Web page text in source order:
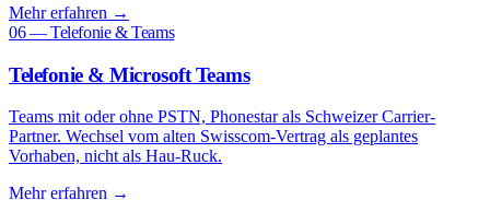
Mehr erfahren →
06 — Telefonie & Teams
Telefonie & Microsoft Teams
Teams mit oder ohne PSTN, Phonestar als Schweizer Carrier-
Partner. Wechsel vom alten Swisscom-Vertrag als geplantes
Vorhaben, nicht als Hau-Ruck.
Mehr erfahren →